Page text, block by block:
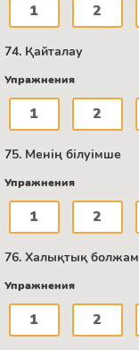
1 2
74. Қайталау
Упражнения
1 2
75. Менің білуімше
Упражнения
1 2
76. Халықтық болжам
Упражнения
1 2